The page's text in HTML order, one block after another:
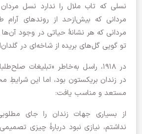
نسلی که تاب ملال را ندارد نسل
مردانی که بیش‌ازحد از روندهای آرام
مردانی که هر نشانۀ حیاتی در وجود آن‌ها
تو گویی گل‌های بریده از شاخه‌ای در
در ۱۹۱۸، راسل به‌خاطر «تبلیغات
در زندان بریکستون بود، اما این شرایطِ
مستعد و مناسب یافت:
از بسیاری جهات زندان را جای
نداشتم، نیازی نبود دربارۀ چیزی تصمیمی